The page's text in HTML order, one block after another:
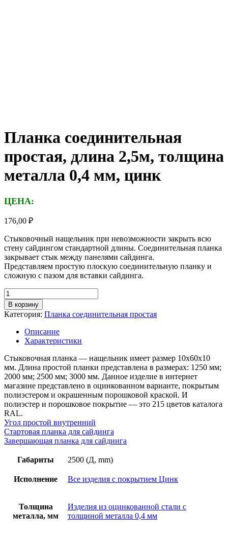
Планка соединительная
простая, длина 2,5м, толщина
металла 0,4 мм, цинк
ЦЕНА:
176,00 ₽
Стыковочный нащельник при невозможности закрыть всю
стену сайдингом стандартной длины. Соединительная планка
закрывает стык между панелями сайдинга.
Представляем простую плоскую соединительную планку и
сложную с пазом для вставки сайдинга.
Количество
товара
Планка
соединительная
простая,
длина
толщина
металла
0,4
мм,
цинк
В корзину
Категория: Планка соединительная простая
Описание
Характеристики
Стыковочная планка — нащельник имеет размер 10х60х10
мм. Длина простой планки представлена в размерах: 1250 мм;
2000 мм; 2500 мм; 3000 мм. Данное изделие в интернет
магазине представлено в оцинкованном варианте, покрытым
полиэстером и окрашенным порошковой краской. И
полиэстер и порошковое покрытие — это 215 цветов каталога
RAL.
Угол простой внутренний
Стартовая планка для сайдинга
Завершающая планка для сайдинга
Габариты 2500 (Д, mm)
Исполнение Все изделия с покрытием Цинк
Толщина
металла, мм
Изделия из оцинкованной стали с
толщиной металла 0,4 мм